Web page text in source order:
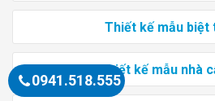
Thiết kế mẫu biệt
Thiết kế mẫu nhà
0941.518.555